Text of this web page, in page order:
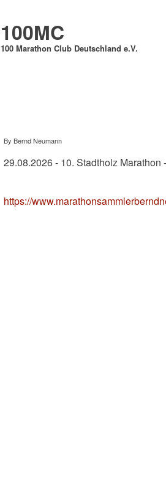
100MC
100 Marathon Club Deutschland e.V.
By Bernd Neumann
29.08.2026 - 10. Stadtholz
https://